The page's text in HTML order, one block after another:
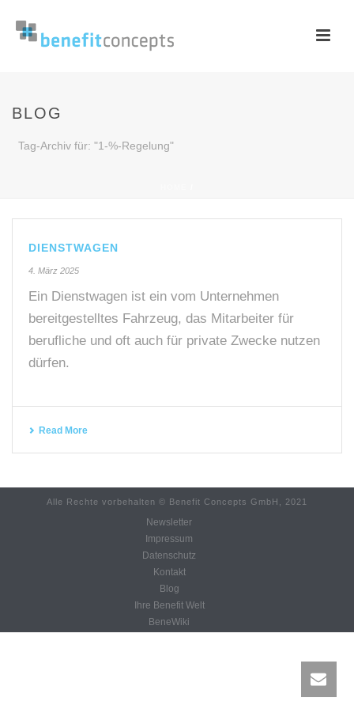
BLOG
Tag-Archiv für: "1-%-Regelung"
DIENSTWAGEN
4. März 2025
Ein Dienstwagen ist ein vom Unternehmen
bereitgestelltes Fahrzeug, das Mitarbeiter für
berufliche und oft auch für private Zwecke nutzen
dürfen.
Read More
Alle Rechte vorbehalten © Benefit Concepts GmbH, 2021
Newsletter
Impressum
Datenschutz
Kontakt
Blog
Ihre Benefit Welt
BeneWiki